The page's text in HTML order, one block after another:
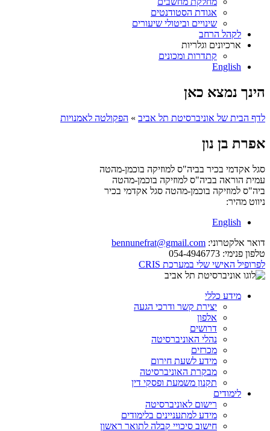
אגודת הסטודנטים
שינויים וביטולי שיעורים
לקהל הרחב
ארכיונים וגלריות
קתדרות ומכונים
English
הינך נמצא כאן
לדף הבית של אוניברסיטת תל אביב » הפקולטה לאמנויות
אפרת בן נון
סגל אקדמי בכיר בביה"ס למוזיקה בוכמן-מהטה
עמית הוראה בביה"ס למוזיקה בוכמן-מהטה
ביה"ס למוזיקה בוכמן-מהטה סגל אקדמי בכיר
ניווט מהיר:
English
דואר אלקטרוני: bennunefrat@gmail.com
טלפון פנימי:
לפרופיל האישי שלי במערכת CRIS
מידע כללי
יצירת קשר ודרכי הגעה
אלפון
דרושים
נהלי האוניברסיטה
מכרזים
מידע לשעת חירום
מבקרת האוניברסיטה
תקנון משמעת ופסקי דין
לימודים
רישום לאוניברסיטה
מידע למתעניינים בלימודים
חישוב סיכויי קבלה לתואר ראשון